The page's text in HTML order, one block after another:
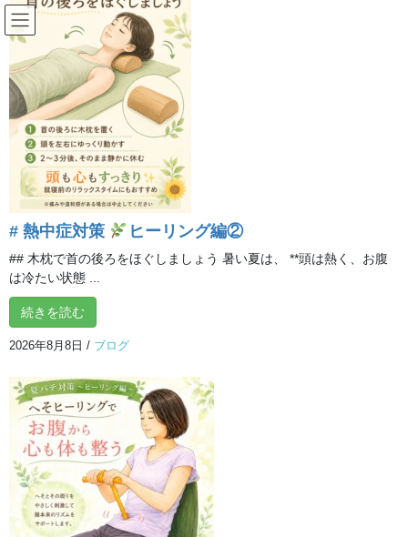
コ
ン
ン
ツ
へ
ス
ナ
ビ
ー
シ
ョ
ン
おすすめ動画
HOME おすすめ動画 【おうちでヘルスケア】全身振り
2020年5月9日 / 最終更新日時 :2020年5月9日
タジオ
おすすめ動画
【おうちでヘルスケア】全身振り
おうち時間が長くなると、どうしても気分が落ち込みがちに。
ません。
そんなときは、イルチブレインヨガの「
で、気分をアップしましょう！
気分が沈んで何もしたくないというときは、
です。
気分が浮かないと不満を感じやすくなり、
第に増幅されていくことも。
時間とともに気分が切り替わればいいのですが、
ずっていると、
無気力が習慣のように定着してしまうこともあり
ます。
# 熱中症対策 ヒーリング編②
## 木枕で首の後ろをほぐしましょう 暑い夏は、 **頭は熱く、お腹
は冷たい状態 ...
続きを読む
2026年8月8日 / ブログ